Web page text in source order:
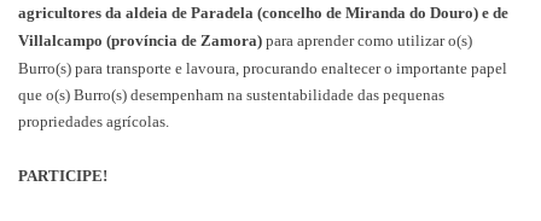
agricultores da aldeia de Paradela (concelho de Miranda do Douro) e de
Villalcampo (província de Zamora) para aprender como utilizar o(s)
Burro(s) para transporte e lavoura, procurando enaltecer o importante papel
que o(s) Burro(s) desempenham na sustentabilidade das pequenas
propriedades agrícolas.
PARTICIPE!